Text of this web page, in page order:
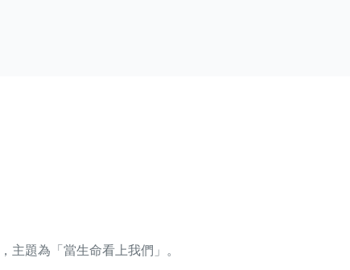
主題為「當生命看上我們」。